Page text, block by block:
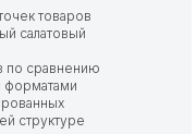
товаров
салатовый
по сравнению
форматами
структуре